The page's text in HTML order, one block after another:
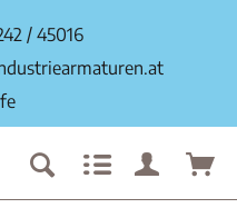
/ 45016